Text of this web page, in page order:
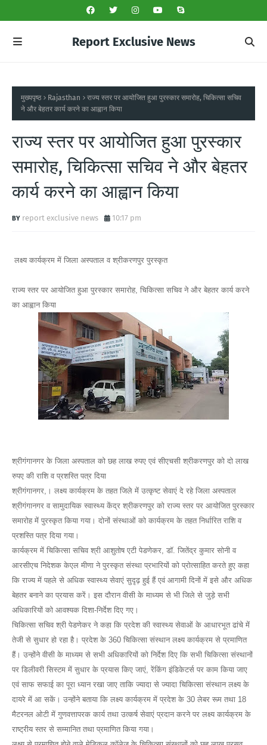
Report Exclusive News
मुख्यपृष्ठ Rajasthan
राज्य स्तर पर आयोजित हुआ पुरस्कार समारोह, चिकित्सा सचिव
ने और बेहतर कार्य करने का आह्वान किया
राज्य स्तर पर आयोजित हुआ पुरस्कार
समारोह, चिकित्सा सचिव ने और बेहतर
कार्य करने का आह्वान किया
report exclusive news 10:17 pm
लक्ष्य कार्यक्रम में जिला अस्पताल व श्रीकरणपुर पुरस्कृत
राज्य स्तर पर आयोजित हुआ पुरस्कार समारोह, चिकित्सा सचिव ने और बेहतर कार्य करने
का आह्वान किया
श्रीगंगानगर के जिला अस्पताल को छह लाख रुपए एवं सीएचसी श्रीकरणपुर को दो लाख
रुपए की राशि व प्रशस्ति पत्र दिया
श्रीगंगानगर,। लक्ष्य कार्यक्रम के तहत जिले में उत्कृष्ट सेवाएं दे रहे जिला अस्पताल
श्रीगंगानगर व सामुदायिक स्वास्थ्य केंद्र श्रीकरणपुर को राज्य स्तर पर आयोजित पुरस्कार
समारोह में पुरस्कृत किया गया। दोनों संस्थाओं को कार्यक्रम के तहत निर्धारित राशि व
प्रशस्ति पत्र दिया गया।
कार्यक्रम में चिकित्सा सचिव श्री आशुतोष एटी पेडणेकर, डॉ. जितेंद्र कुमार सोनी व
आरसीएच निदेशक केएल मीणा ने पुरस्कृत संस्था प्रभारियों को प्रोत्साहित करते हुए कहा
कि राज्य में पहले से अधिक स्वास्थ्य सेवाएं सुदृढ़ हुई हैं एवं आगामी दिनों में इसे और अधिक
बेहतर बनाने का प्रयास करें। इस दौरान वीसी के माध्यम से भी जिले से जुड़े सभी
अधिकारियों को आवश्यक दिशा-निर्देश दिए गए।
चिकित्सा सचिव श्री पेडणेकर ने कहा कि प्रदेश की स्वास्थ्य सेवाओं के आधारभूत ढांचे में
तेजी से सुधार हो रहा है। प्रदेश के 360 चिकित्सा संस्थान लक्ष्य कार्यक्रम से प्रमाणित
हैं। उन्होंने वीसी के माध्यम से सभी अधिकारियों को निर्देश दिए कि सभी चिकित्सा संस्थानों
पर डिलीवरी सिस्टम में सुधार के प्रयास किए जाएं, रेंकिंग इंडिकेटर्स पर काम किया जाए
एवं साफ सफाई का पूरा ध्यान रखा जाए ताकि ज्यादा से ज्यादा चिकित्सा संस्थान लक्ष्य के
दायरे में आ सकें। उन्होंने बताया कि लक्ष्य कार्यक्रम में प्रदेश के 30 लेबर रूम तथा 18
मैटरनल ओटी में गुणवत्तापरक कार्य तथा उत्कर्ष सेवाएं प्रदान करने पर लक्ष्य कार्यक्रम के
राष्ट्रीय स्तर से सम्मानित तथा प्रमाणित किया गया।